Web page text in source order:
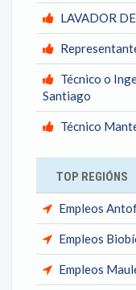
LAVADOR
Técnico o
Santiago
Técnico
TOP REGIÓNS
Empleos
Empleos
Empleos